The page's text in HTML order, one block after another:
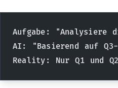
Aufgabe: "Analysiere
AI: "Basierend auf
Reality: Nur Q1 und